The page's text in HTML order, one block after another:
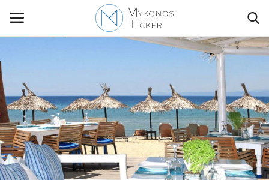
Contact Us
Politique
Business